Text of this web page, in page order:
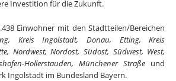
Investition für die Zukunft.
Einwohner mit den Stadtteilen/Bereichen
Kreis Ingolstadt, Donau, Etting, Kreis
Nordwest, Nordost, Südost, Südwest, West,
Hollerstauden, Münchener Straße und
Ingolstadt im Bundesland Bayern.